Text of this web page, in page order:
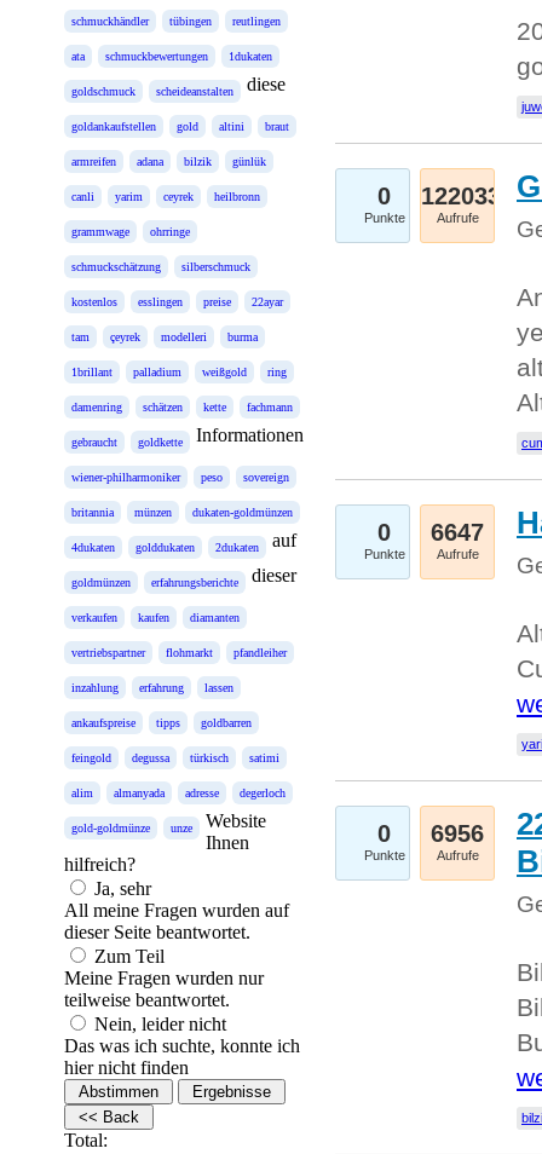
schmuckhändler tübingen reutlingen
ata schmuckbewertungen 1dukaten
goldschmuck scheideanstalten
goldankaufstellen gold altini braut
armreifen adana bilzik günlük
canli yarim ceyrek heilbronn
grammwage ohrringe
schmuckschätzung silberschmuck
kostenlos esslingen preise 22ayar
tam çeyrek modelleri burma
1brillant palladium weißgold ring
damenring schätzen kette fachmann
gebraucht goldkette
wiener-philharmoniker peso sovereign
britannia münzen dukaten-goldmünzen
4dukaten golddukaten 2dukaten
goldmünzen erfahrungsberichte
verkaufen kaufen diamanten
vertriebspartner flohmarkt pfandleiher
inzahlung erfahrung lassen
ankaufspreise tipps goldbarren
feingold degussa türkisch satimi
alim almanyada adresse degerloch
gold-goldmünze unze
diese
Informationen
auf
dieser
Website
Ihnen
hilfreich?
Ja, sehr
All meine Fragen wurden auf
dieser Seite beantwortet.
Zum Teil
Meine Fragen wurden nur
teilweise beantwortet.
Nein, leider nicht
Das was ich suchte, konnte ich
hier nicht finden
Total:
0
Punkte
122033
Aufrufe
0
Punkte
6647
Aufrufe
0
Punkte
6956
Aufrufe